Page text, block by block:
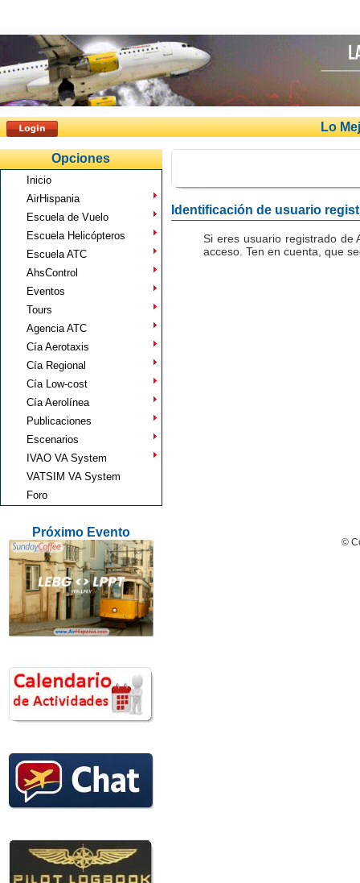
Lo
Opciones
Inicio
AirHispania
Escuela de Vuelo
Escuela Helicópteros
Escuela ATC
AhsControl
Eventos
Tours
Agencia ATC
Cía Aerotaxis
Cía Regional
Cía Low-cost
Cía Aerolínea
Publicaciones
Escenarios
IVAO VA System
VATSIM VA System
Foro
Próximo Evento
Identificación de usuario
Si eres usuario registrado de
acceso. Ten en cuenta, que
©